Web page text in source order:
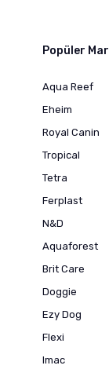
Popüler
Aqua Reef
Eheim
Royal Canin
Tropical
Tetra
Ferplast
N&D
Aquaforest
Brit Care
Doggie
Ezy Dog
Flexi
Imac